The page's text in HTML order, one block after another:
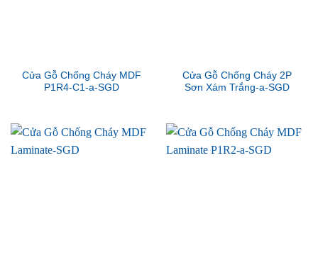
Cửa Gỗ Chống Cháy MDF
P1R4-C1-a-SGD
Cửa Gỗ Chống Cháy 2P
Sơn Xám Trắng-a-SGD